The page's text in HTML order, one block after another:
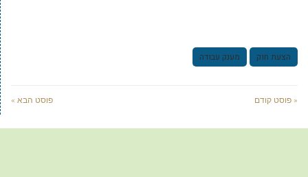
הצעת חוק מענק עבודה
« פוסט קודם פוסט הבא »